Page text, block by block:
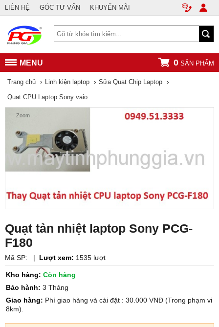
LIÊN HỆ GÓC TƯ VẤN KHUYẾN MÃI
MENU 0 SẢN PHẨM
Trang chủ › Linh kiện laptop › Sửa Quạt Chip Laptop ›
Quạt CPU Laptop Sony vaio
Zoom
Quạt tản nhiệt laptop Sony PCG-
F180
Mã SP: | Lượt xem: 1535 lượt
Kho hàng: Còn hàng
Bảo hành: 3 Tháng
Giao hàng: Phí giao hàng và cài đặt : 30.000 VNĐ (Trong phạm vi
8km).